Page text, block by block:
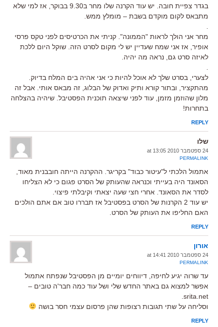
בגדר צפיית חובה. יש עוד הקרנה שלו מחר ב9.30 בבוקר, אז למי שלא
מתבאס לקום מוקדם בשבת – מומלץ ממש.
מחר אני הולך לראות "הממונה". קניתי את הכרטיסים לפני טקס פרסי
אופיר, אז אני שמח שעדיין יש לי מקום לסרט הזה. שוקל היום ללכת
לאיזה סרט גם, נראה מה יהיה.
לצערי, בסרט שלך לא אוכל להיות כי אני אהיה בים המלח בדיוק.
מהתקציר, ובתור קורא ותיק ואדוק של הבלוג, זה מבאס אותי. אבל זה
מלון שהוזמן מזמן, עוד לפני שיצאה תוכנית הפסטיבל. שיהיה בהצלחה
בתחרות!
REPLY
שלו
24 ספטמבר 2010 at 13:05
PERMALINK
אתמול הלכתי ל"עיטור כבוד" בקריגר. ההקרנה הייתה חובבנית מאוד,
הסאונד היה בעייתי וכנראה שהעותק של הסרט פגום כי לא הצליחו
לסדר את הסאונד. אחרי חצי שעה יצאתי וקיבלתי פיצוי.
יש עוד 2 הקרנות של הסרט בפסטיבל אז תבררו טוב אם אתם הולכים
האם החליפו את העותק של הסרט.
REPLY
אורון
24 ספטמבר 2010 at 14:41
PERMALINK
עד שרוה יגיע לחיפה, דיווחים יומיים מן הפסטיבל שנפתח אתמול
אפשר למצוא גם באתר החדש שלי ושל עוד כמה חבר'ה טובים –
srita.net.
וסליחה על שתי תגובות רצופות שהן פרסום עצמי חסר בושה
REPLY